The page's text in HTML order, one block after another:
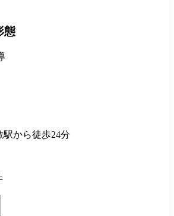
す(規定あり) ＊有給休暇あり
会社の割引制度が使えます！ ＊産
で月87時間以上の勤務がある方が対
態
駅から徒歩24分